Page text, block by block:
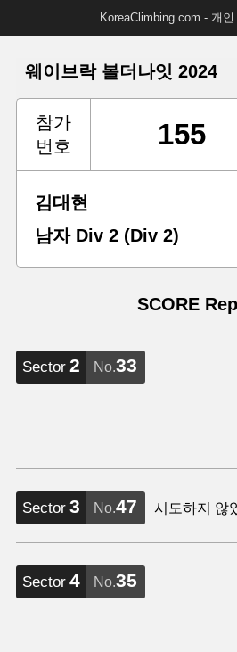
KoreaClimbing.com - 개
웨이브락 볼더나잇 2024
참가
번호
김대현
남자 Div 2 (Div 2)
SCORE
Sector 2 No.33
Sector 3 No.47 시도하지 않
Sector 4 No.35